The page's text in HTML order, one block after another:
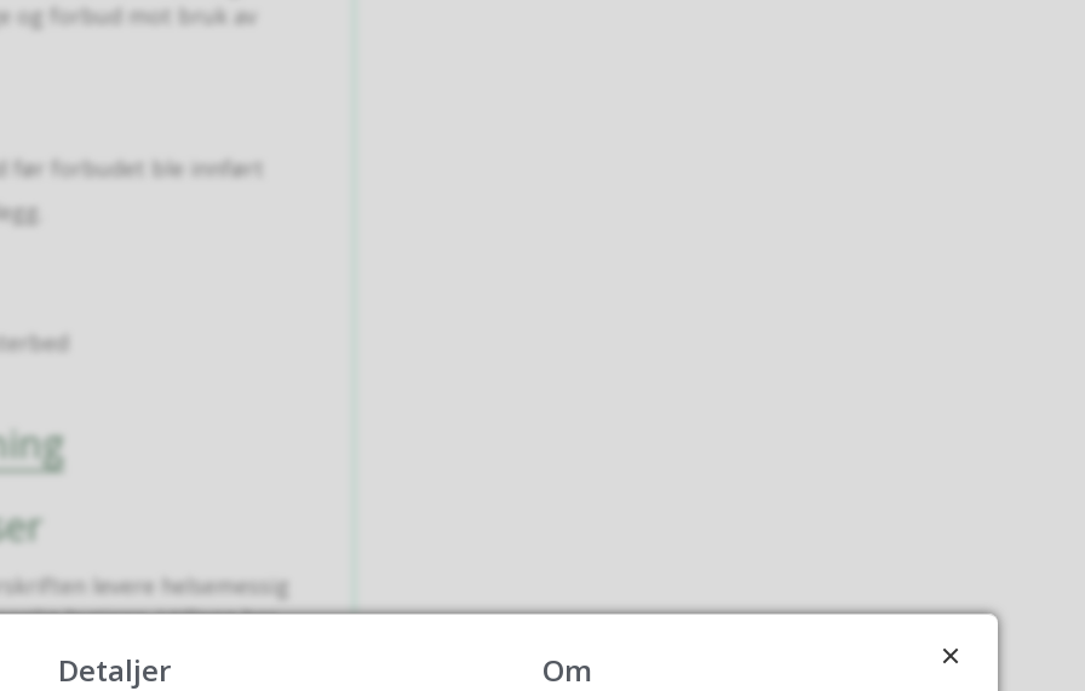
og forbud mot bruk av
før forbudet ble innført
levere helsemessig
hygiene. I tillegg har
Detaljer Om